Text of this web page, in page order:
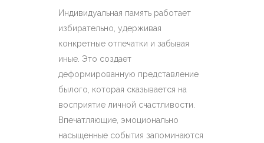
Индивидуальная память работает
избирательно, удерживая
конкретные отпечатки и забывая
иные. Это создает
деформированную представление
былого, которая сказывается на
восприятие личной счастливости.
Впечатляющие, эмоционально
насыщенные события запоминаются